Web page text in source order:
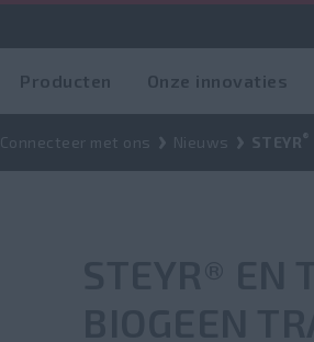
Producten Onze innovaties
Connecteer met ons Nieuws STEYR®